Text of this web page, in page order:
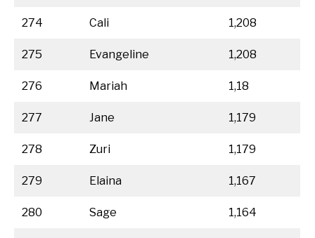
274 Cali 1,208
275 Evangeline 1,208
276 Mariah 1,18
277 Jane 1,179
278 Zuri 1,179
279 Elaina 1,167
280 Sage 1,164